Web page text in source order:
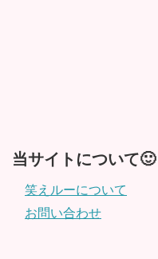
当サイトについて🙂
笑えルーについて
お問い合わせ